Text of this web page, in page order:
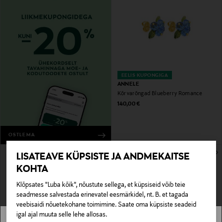
LISATEAVE KÜPSISTE JA ANDMEKAITSE
KOHTA
Klõpsates "Luba kõik", nõustute sellega, et küpsiseid võib teie
seadmesse salvestada erinevatel eesmärkidel, nt. B. et tagada
veebisaidi nõuetekohane toimimine. Saate oma küpsiste seadeid
igal ajal muuta selle lehe allosas.
OSTLEMA
EELIS KUPONGIGA
ANNELE
Kõrvarõngad Blueberry Romance
Original Price
140,00 €